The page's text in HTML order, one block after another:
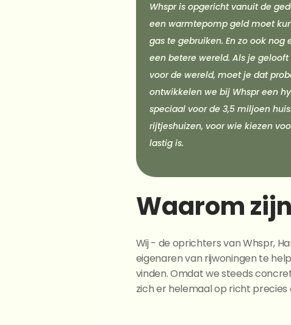
Whspr is opgericht vanuit de
een warmtepomp geld moet
gas te gebruiken. En zo ook nog
een betere wereld. Als je
voor de wereld, moet je dat
ontwikkelen we bij Whspr een
speciaal voor de 3,5 miljoen
rijtjeshuizen, voor wie kiezen
lastig is.
Waarom
Wij - de oprichters van Whspr,
eigenaren van rijwoningen te
vinden. Omdat we steeds
zich er helemaal op richt